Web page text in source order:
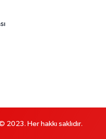
Her hakkı saklıdır.